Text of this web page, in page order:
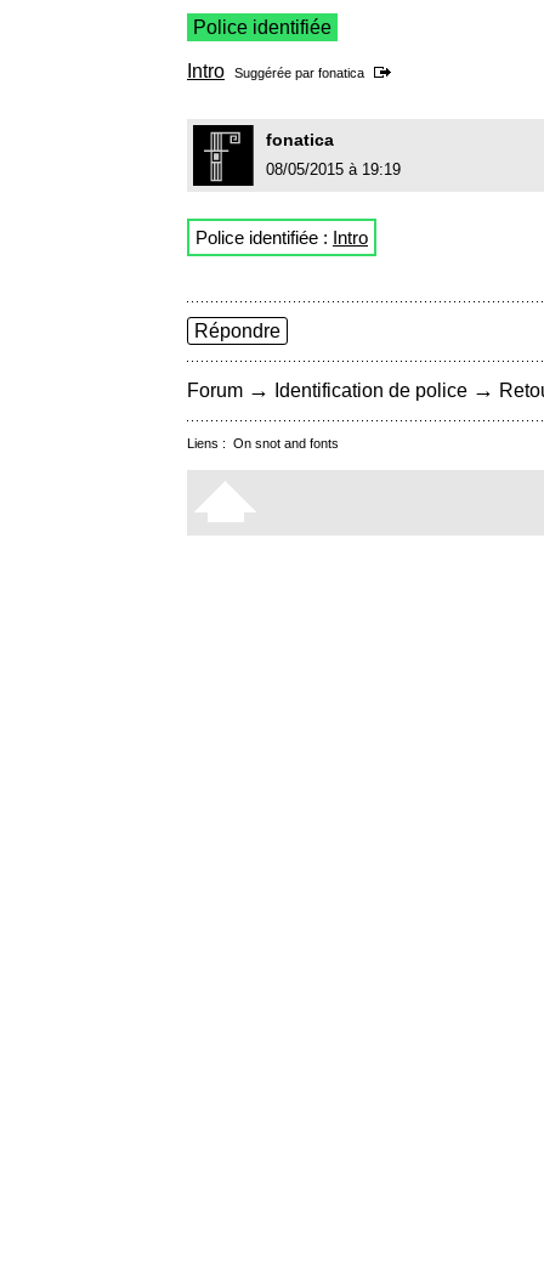
Police identifiée
Intro Suggérée par fonatica
fonatica
08/05/2015 à 19:19
Police identifiée : Intro
Répondre
Forum → Identification de police →
Liens : On snot and fonts